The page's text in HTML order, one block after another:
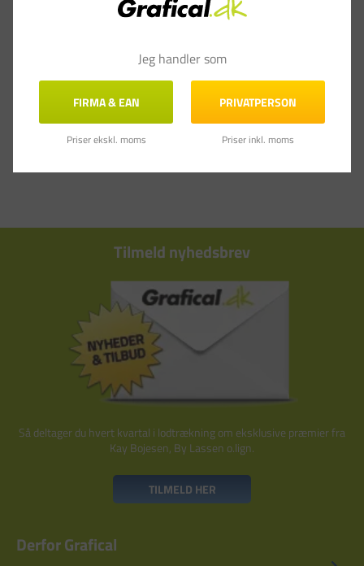
Tilmeld nyhedsbrev
Så deltager du hvert kvartal i lodtrækning om eksklusive præmier fra
Kay Bojesen, By Lassen o.lign.
TILMELD HER
Derfor Grafical
Jeg handler som
FIRMA & EAN
Priser ekskl. moms
PRIVATPERSON
Priser inkl. moms